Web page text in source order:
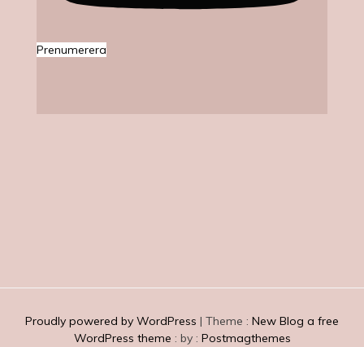
Prenumerera
Proudly powered by WordPress | Theme : New Blog a free
WordPress theme : by : Postmagthemes